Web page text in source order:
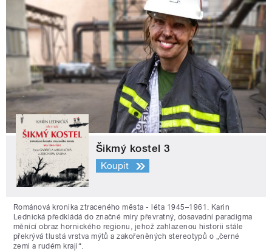
Šikmý kostel 3
Koupit
Románová kronika ztraceného města - léta 1945–1961. Karin
Lednická předkládá do značné míry převratný, dosavadní paradigma
měnící obraz hornického regionu, jehož zahlazenou historii stále
překrývá tlustá vrstva mýtů a zakořeněných stereotypů o „černé
zemi a rudém kraji“.